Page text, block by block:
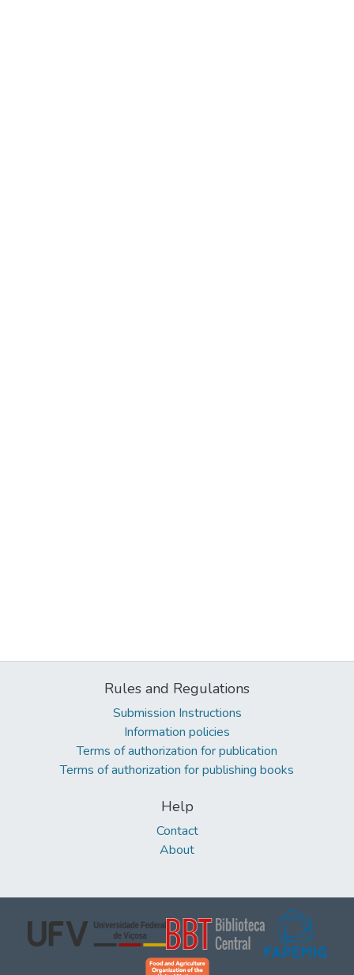
Rules and Regulations
Submission Instructions
Information policies
Terms of authorization for publication
Terms of authorization for publishing books
Help
Contact
About